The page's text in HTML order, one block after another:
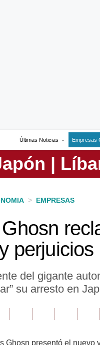
Últimas Noticias Empresas
> EMPRESAS
perjuicios
del gigante
su arresto en